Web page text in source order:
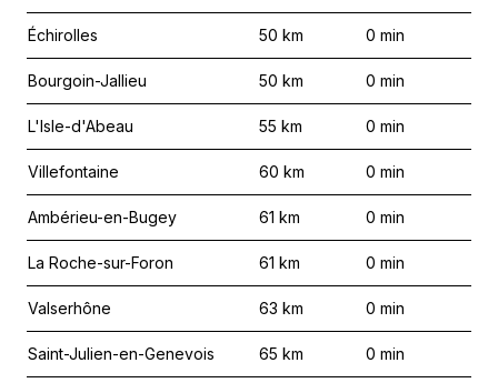
Échirolles 50 km 0 min
Bourgoin-Jallieu 50 km 0 min
L'Isle-d'Abeau 55 km 0 min
Villefontaine 60 km 0 min
Ambérieu-en-Bugey 61 km 0 min
La Roche-sur-Foron 61 km 0 min
Valserhône 63 km 0 min
Saint-Julien-en-Genevois 65 km 0 min